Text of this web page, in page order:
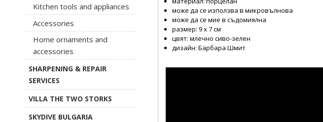
може да се използва в микровълнова
може да се мие в съдомиялна
размер: 9 х 7 см
цвят: млечно сиво-зелен
дизайн: Барбара Шмит
Kitchen tools and appliances
Accessories
Home ornaments and
accessories
SHARPENING & REPAIR
SERVICES
VILLA THE TWO STORKS
SKYDIVE BULGARIA